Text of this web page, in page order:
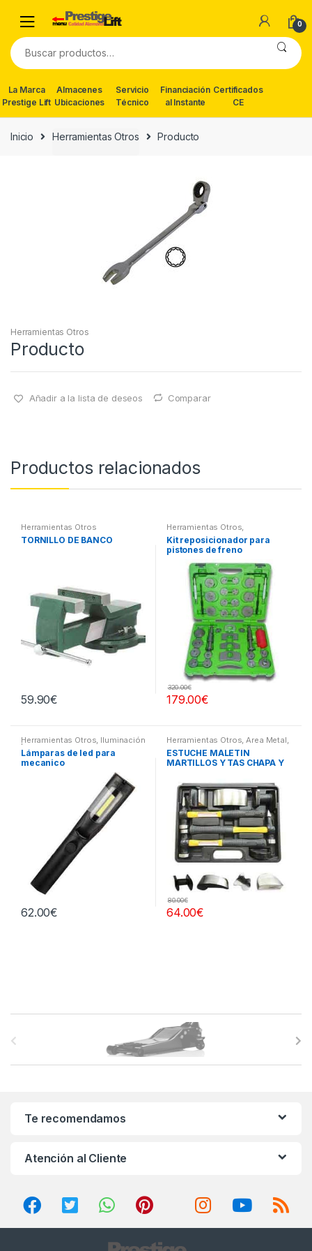
navigation
content
0
Buscar
por:
La Marca
Prestige Lift
Almacenes
Ubicaciones
Servicio
Técnico
Financiación
al Instante
Certificados
CE
Inicio Herramientas Otros Producto
Herramientas Otros
Producto
Añadir a la lista de deseos Comparar
Productos relacionados
Herramientas Otros
TORNILLO DE BANCO
59.90€
Herramientas Otros,
Herramientas Frenos y
Refrigeración
Kit reposicionador para
pistones de freno
179.00€
320.00€
Herramientas Otros, Iluminación
| Linternas Led
Lámparas de led para
mecanico
62.00€
Herramientas Otros,Area Metal,
Roscas, Herramientas
Pintura,Maletines Herramientas,
Extractores, Compresímetros,
ESTUCHE MALETIN
MARTILLOS Y TAS CHAPA Y
64.00€
80.00€
a
Te recomendamos
Atención al Cliente